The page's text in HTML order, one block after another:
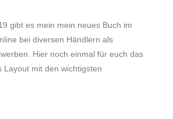
gibt es mein mein neues Buch im
bei diversen Händlern als
Hier noch einmal für euch das
Layout mit den wichtigsten